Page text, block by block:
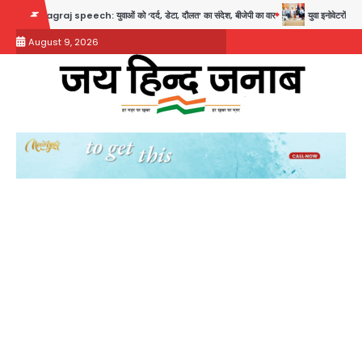
content
speech: युवाओं को ‘दर्द, डेटा, दौलत’ का संदेश, बीजेपी का वार युवा इनोवेटरों की सोच से
August 9, 2026